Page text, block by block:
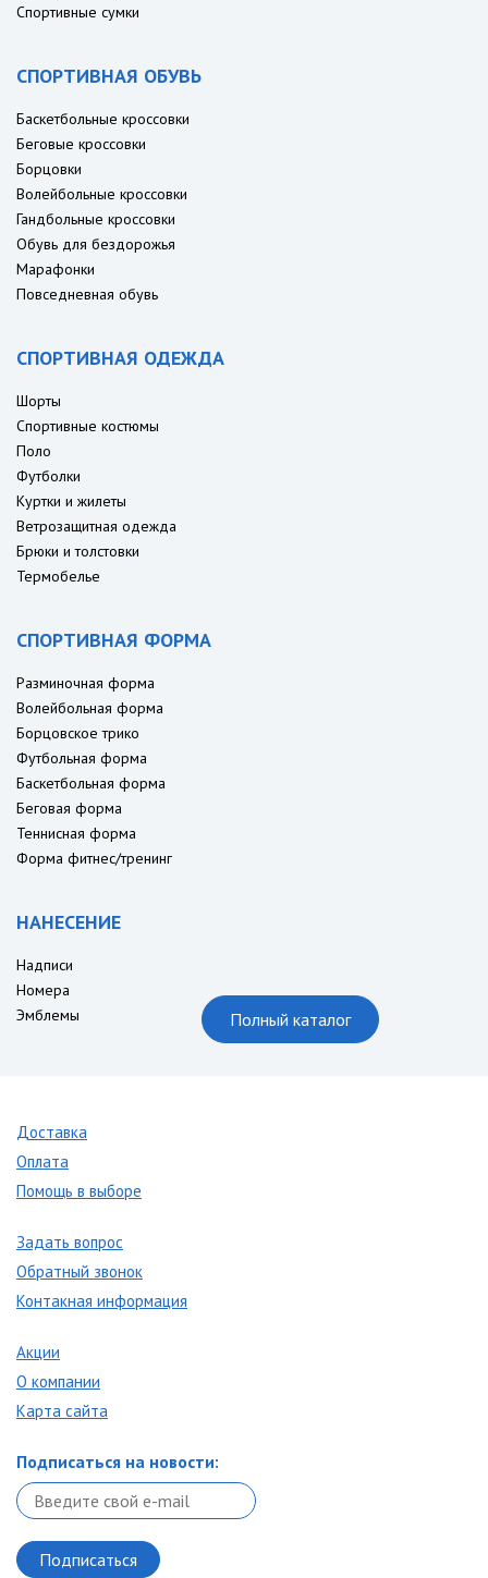
Спортивные сумки
СПОРТИВНАЯ ОБУВЬ
Баскетбольные кроссовки
Беговые кроссовки
Борцовки
Волейбольные кроссовки
Гандбольные кроссовки
Обувь для бездорожья
Марафонки
Повседневная обувь
СПОРТИВНАЯ ОДЕЖДА
Шорты
Спортивные костюмы
Поло
Футболки
Куртки и жилеты
Ветрозащитная одежда
Брюки и толстовки
Термобелье
СПОРТИВНАЯ ФОРМА
Разминочная форма
Волейбольная форма
Борцовское трико
Футбольная форма
Баскетбольная форма
Беговая форма
Теннисная форма
Форма фитнес/тренинг
НАНЕСЕНИЕ
Надписи
Номера
Эмблемы
Полный каталог
Доставка
Оплата
Помощь в выборе
Задать вопрос
Обратный звонок
Контакная информация
Акции
О компании
Карта сайта
Подписаться на новости: